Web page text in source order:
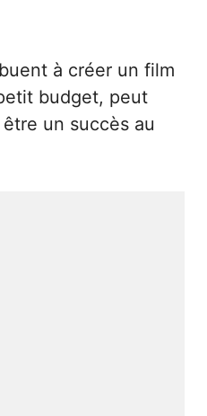
à créer un film
budget, peut
un succès au